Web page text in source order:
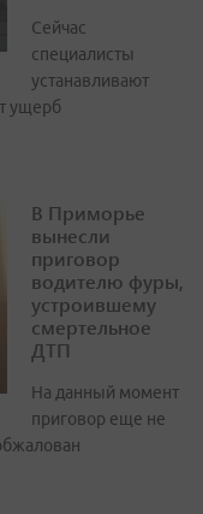
Сейчас
специалисты
устанавливают
ущерб
В Приморье
вынесли
приговор
водителю фуры,
устроившему
смертельное
ДТП
На данный момент
приговор еще не